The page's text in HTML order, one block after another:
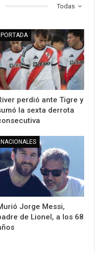
Todas
PORTADA
perdió ante Tigre y
la sexta derrota
NACIONALES
Jorge Messi,
de Lionel, a los 68